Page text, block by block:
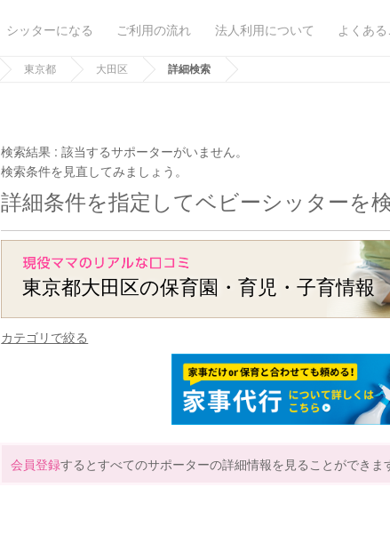
シッターになる ご利用の流れ 法人利用について よくあ
東京都 大田区 詳細検索
検索結果 :該当するサポーターがいません。
検索条件を見直してみましょう。
詳細条件を指定してベビーシッターを
東京都大田区の保育園・育児・子育情報
カテゴリで絞る
会員登録するとすべてのサポーターの詳細情報を見ることができま